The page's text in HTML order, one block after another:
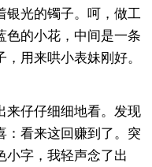
银光的镯子。呵，做工
色的小花，中间是一条
用来哄小表妹刚好。
来仔仔细细地看。发现
：看来这回赚到了。突
小字，我轻声念了出